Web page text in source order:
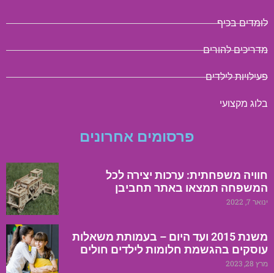
לומדים בכיף
מדריכים להורים
פעילויות לילדים
בלוג מקצועי
פרסומים אחרונים
חוויה משפחתית: ערכות יצירה לכל
המשפחה תמצאו באתר תחביבן
ינואר 7, 2022
משנת 2015 ועד היום – בעמותת משאלות
עוסקים בהגשמת חלומות לילדים חולים
מרץ 28, 2023